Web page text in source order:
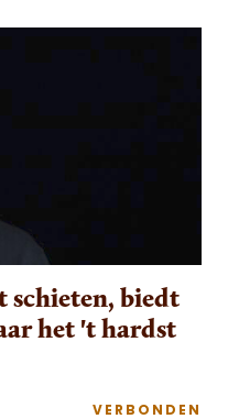
schieten, biedt
het 't hardst
VERBONDEN